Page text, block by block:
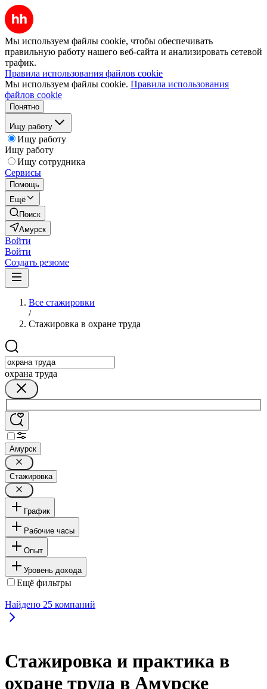
Мы используем файлы cookie, чтобы обеспечивать
правильную работу нашего веб-сайта и анализировать сетевой
трафик.
Правила использования файлов cookie
Мы используем файлы cookie. Правила использования
файлов cookie
Понятно
Ищу работу
Ищу работу
Ищу работу
Ищу сотрудника
Сервисы
Помощь
Ещё
Поиск
Амурск
Войти
Войти
Создать резюме
Все стажировки
/
Стажировка в охране труда
охрана труда
Амурск
Стажировка
График
Рабочие часы
Опыт
Уровень дохода
Ещё фильтры
Найдено 25 компаний
Стажировка и практика в
охране труда в Амурске